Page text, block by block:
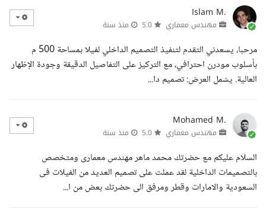
Islam M.
مهندس معماري منذ سنة
مرحبا، يسعدني التقدم لتنفيذ التصميم الداخلي لفيلا بمساحة 500 م
بأسلوب مودرن احترافي، مع التركيز على التفاصيل الدقيقة وجودة الإظهار
العالية. يشمل العرض: تصميم دا...
Mohamed M.
مهندس معماري منذ سنة
السلام عليكم مع حضرتك محمد ماهر مهندس معمارى ومتخصص
بالتصميمات الداخلية لقد عملت على تصميم العديد من الفيلات فى
السعودية والامارات وقطر ومرفق الى حضرتك بعض من ا...